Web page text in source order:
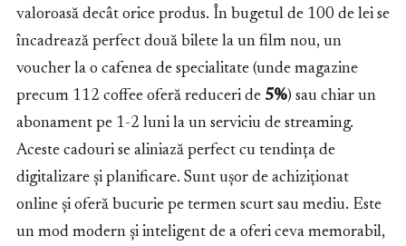
valoroasă decât orice produs. În bugetul de 100 de lei se
încadrează perfect două bilete la un film nou, un
voucher la o cafenea de specialitate (unde magazine
precum 112 coffee oferă reduceri de 5%) sau chiar un
abonament pe 1-2 luni la un serviciu de streaming.
Aceste cadouri se aliniază perfect cu tendința de
digitalizare și planificare. Sunt ușor de achiziționat
online și oferă bucurie pe termen scurt sau mediu. Este
un mod modern și inteligent de a oferi ceva memorabil,